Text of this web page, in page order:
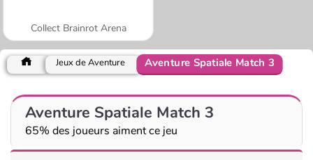
Collect Brainrot Arena
Jeux de Aventure Aventure Spatiale Match 3
Aventure Spatiale Match 3
65% des joueurs aiment ce jeu